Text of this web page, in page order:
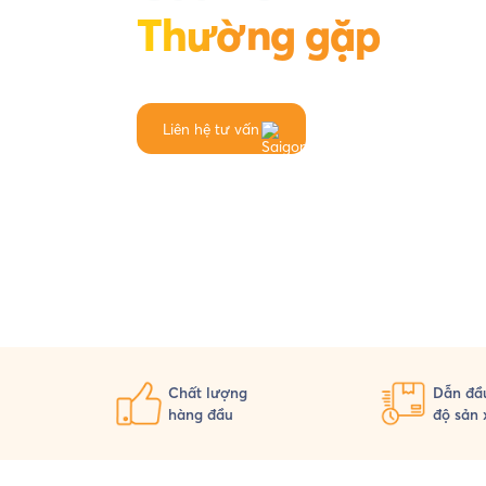
Thường gặp
Liên hệ tư vấn
Chất lượng
hàng đầu
Dẫn
độ sản